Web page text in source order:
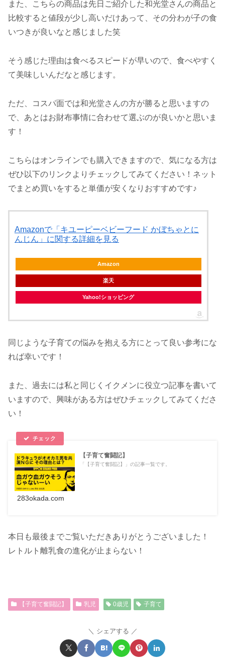
また、こちらの商品は先日ご紹介した和光堂さんの商品と
比較すると値段が少し高いだけあって、その分わが子の食
いつきが良いなと感じました笑
そう感じた理由は食べるスピードが早いので、食べやすく
て美味しいんだなと感じます。
ただ、コスパ面では和光堂さんの方が勝ると思いますの
で、あとはお財布事情に合わせて選ぶのが良いかと思いま
す！
こちらはオンラインでも購入できますので、気になる方は
ぜひ以下のリンクよりチェックしてみてください！ネット
でまとめ買いをすると単価が安くなりおすすめです♪
Amazonで「キユーピーベビーフード かぼちゃとに
んじん」に関する詳細を見る
Amazon
楽天
Yahoo!ショッピング
同じような子育ての悩みを抱える方にとって良い参考にな
れば幸いです！
また、過去には私と同じくイクメンに役立つ記事を書いて
いますので、興味がある方はぜひチェックしてみてくださ
い！
【子育て奮闘記】
「【子育て奮闘記】」の記事一覧です。
283okada.com
本日も最後までご覧いただきありがとうございました！
レトルト離乳食の進化が止まらない！
【子育て奮闘記】 乳児 0歳児 子育て
シェアする